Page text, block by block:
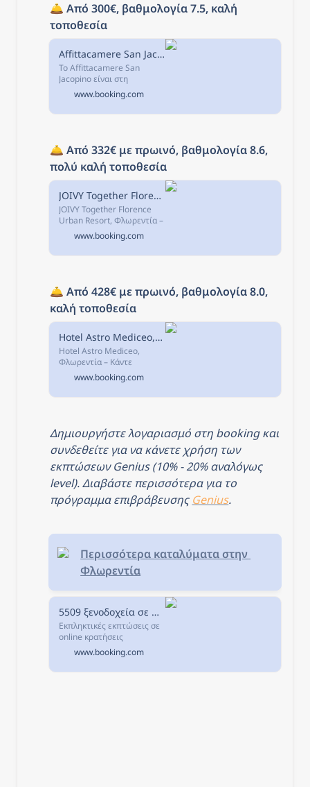
🛎️ Από 300€, βαθμολογία 7.5, καλή
τοποθεσία
Affittacamere San Jacopino, Φλωρεντία, Ιταλία
Το Affittacamere San
Jacopino είναι στη
Φλωρεντία, σε απόσταση
1,7 χλμ από το σημείο
ενδιαφέροντος Σάντα
καταλύματα...
www.booking.com
🛎️ Από 332€ με πρωινό, βαθμολογία 8.6,
πολύ καλή τοποθεσία
JOIVY Together Florence Urban Resort, Φλωρεντία, Ιταλία
JOIVY Together Florence
Urban Resort, Φλωρεντία –
Κάντε κράτηση με Εγγύηση
Καλύτερης Τιμής! 412
σχόλια και 45
Booking.com.
www.booking.com
🛎️ Από 428€ με πρωινό, βαθμολογία 8.0,
καλή τοποθεσία
Hotel Astro Mediceo, Φλωρεντία, Ιταλία
Hotel Astro Mediceo,
Φλωρεντία – Κάντε
κράτηση με Εγγύηση
Καλύτερης Τιμής! 682
σχόλια και 45
Booking.com.
www.booking.com
Δημιουργήστε λογαριασμό στη booking και
συνδεθείτε για να κάνετε χρήση των
εκπτώσεων Genius (10% - 20% αναλόγως
level). Διαβάστε περισσότερα για το
πρόγραμμα επιβράβευσης Genius.
Περισσότερα καταλύματα στην
Φλωρεντία
5509 ξενοδοχεία σε Φλωρεντία, Ιταλία.
Εκπληκτικές εκπτώσεις σε
online κρατήσεις
ξενοδοχείων σε
Φλωρεντία, Ιταλία.
Διαθεσιμότητα και
www.booking.com